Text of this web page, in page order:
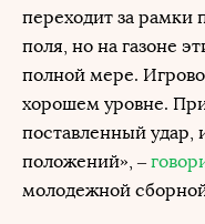
переходит за рамки
поля, но на газоне
полной мере.
хорошем уровне.
поставленный удар,
положений», –
молодежной